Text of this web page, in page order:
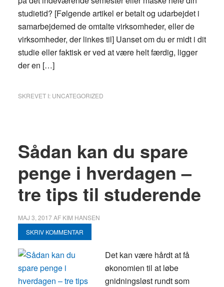
studietid? [Følgende artikel er betalt og udarbejdet i
samarbejdemed de omtalte virksomheder, eller de
virksomheder, der linkes til] Uanset om du er midt i dit
studie eller faktisk er ved at være helt færdig, ligger
der en […]
SKREVET I: UNCATEGORIZED
Sådan kan du spare
penge i hverdagen –
tre tips til studerende
MAJ 3, 2017AF KIM HANSEN
SKRIV KOMMENTAR
Det kan være hårdt at få
økonomien til at løbe
gnidningsløst rundt som